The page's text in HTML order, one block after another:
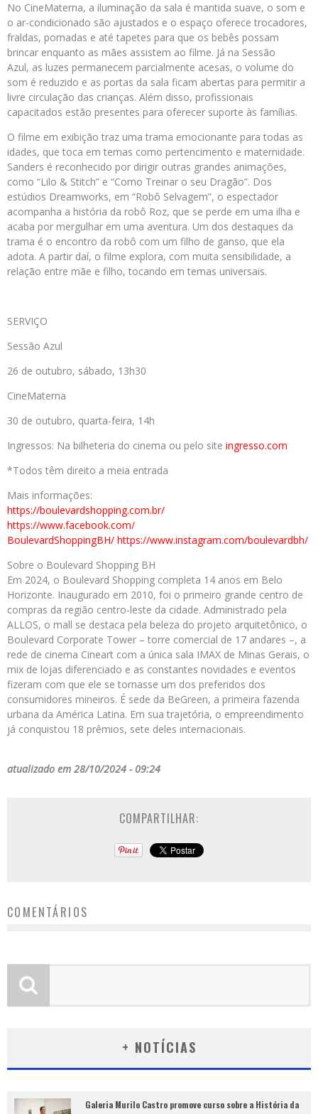
No CineMaterna, a iluminação da sala é mantida suave, o som e
o ar-condicionado são ajustados e o espaço oferece trocadores,
fraldas, pomadas e até tapetes para que os bebês possam
brincar enquanto as mães assistem ao filme. Já na Sessão
Azul, as luzes permanecem parcialmente acesas, o volume do
som é reduzido e as portas da sala ficam abertas para permitir a
livre circulação das crianças. Além disso, profissionais
capacitados estão presentes para oferecer suporte às famílias.
O filme em exibição traz uma trama emocionante para todas as
idades, que toca em temas como pertencimento e maternidade.
Sanders é reconhecido por dirigir outras grandes animações,
como “Lilo & Stitch” e “Como Treinar o seu Dragão”. Dos
estúdios Dreamworks, em “Robô Selvagem”, o espectador
acompanha a história da robô Roz, que se perde em uma ilha e
acaba por mergulhar em uma aventura. Um dos destaques da
trama é o encontro da robô com um filho de ganso, que ela
adota. A partir daí, o filme explora, com muita sensibilidade, a
relação entre mãe e filho, tocando em temas universais.
SERVIÇO
Sessão Azul
26 de outubro, sábado, 13h30
CineMaterna
30 de outubro, quarta-feira, 14h
Ingressos: Na bilheteria do cinema ou pelo site ingresso.com
*Todos têm direito a meia entrada
Mais informações:
https://boulevardshopping.com.br/
https://www.facebook.com/
BoulevardShoppingBH/ https://www.instagram.com/boulevardbh/
Sobre o Boulevard Shopping BH
Em 2024, o Boulevard Shopping completa 14 anos em Belo
Horizonte. Inaugurado em 2010, foi o primeiro grande centro de
compras da região centro-leste da cidade. Administrado pela
ALLOS, o mall se destaca pela beleza do projeto arquitetônico, o
Boulevard Corporate Tower – torre comercial de 17 andares –, a
rede de cinema Cineart com a única sala IMAX de Minas Gerais, o
mix de lojas diferenciado e as constantes novidades e eventos
fizeram com que ele se tornasse um dos preferidos dos
consumidores mineiros. É sede da BeGreen, a primeira fazenda
urbana da América Latina. Em sua trajetória, o empreendimento
já conquistou 18 prêmios, sete deles internacionais.
atualizado em 28/10/2024 - 09:24
COMPARTILHAR:
COMENTÁRIOS
+ NOTÍCIAS
Galeria Murilo Castro promove curso sobre a História da